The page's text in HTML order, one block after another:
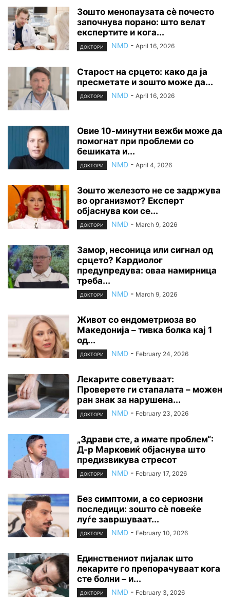
Зошто менопаузата сè почесто
започнува порано: што велат
експертите и кога...
ДОКТОРИ NMD - April 16, 2026
Старост на срцето: како да ја
пресметате и зошто може да...
ДОКТОРИ NMD - April 16, 2026
Овие 10-минутни вежби може да
помогнат при проблеми со
бешиката и...
ДОКТОРИ NMD - April 4, 2026
Зошто железото не се задржува
во организмот? Експерт
објаснува кои се...
ДОКТОРИ NMD - March 9, 2026
Замор, несоница или сигнал од
срцето? Кардиолог
предупредува: оваа намирница
треба...
ДОКТОРИ NMD - March 9, 2026
Живот со ендометриоза во
Македонија – тивка болка кај 1
од...
ДОКТОРИ NMD - February 24, 2026
Лекарите советуваат:
Проверете ги стапалата – можен
ран знак за нарушена...
ДОКТОРИ NMD - February 23, 2026
„Здрави сте, а имате проблем“:
Д-р Марковиќ објаснува што
предизвикува стресот
ДОКТОРИ NMD - February 17, 2026
Без симптоми, а со сериозни
последици: зошто сè повеќе
луѓе завршуваат...
ДОКТОРИ NMD - February 10, 2026
Единствениот пијалак што
лекарите го препорачуваат кога
сте болни – и...
ДОКТОРИ NMD - February 3, 2026